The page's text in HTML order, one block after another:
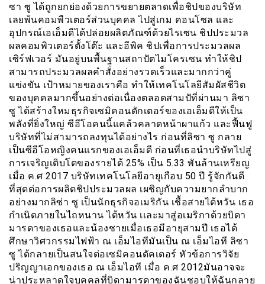
ซา ซู ได้ถูกยกย่องด้วยการขยายตลาดเพื่อชิปของบริษัท
เลยพ้นคอมพืวเตอร์ส่วนบุคคล ไปสู่เกม คอนโซล และ
อุปกรณ์เอเอ็มดีได้ปล่อยผลิตภัณฑ์ด้วยไรเซน ชิปประมวล
ผลคอมพิวเตอร์ตั้งโต๊ะ และอีพิค ชิปเพื่อการประมวลผล
เซิร์ฟเวอร์ มันอยู่บนพื้นฐานสถาปัตไมโครเซน ทำให้ชิป
สามารถประมวลผลคำสั่งอย่างรวดเร็วและมากกว่าคู่
แข่งขัน เป้าหมายของเราคือ ทำให้เทคโนโลยีสัมผัสชีวิต
ของบุคคลมากขึ้นอย่างต่อเนื่องตลอดสามปัที่ผ่านมา ลิซา
ซู ได้สร้างใหมธุรกิจเซมิคอนดักเตอร์ของเอเอ็มดีให้เป็น
พลังที่ยิ่งใหญ่ ซีอีโอคนนี้แคล้วคลาดหน้าผาแก้ว และฟื้นฟู
บริษัทที่ไม่สามารถลงทุนได้อย่างไร ก่อนที่ลิซา ซู กลาย
เป็นซีอีโอหญิงคนแรกของเอเอ็มดี ก่อนที่เธอนำบริษัทไปสู่
การเจริญเติบโตของรายได้ 25% เป็น 5.33 พันล้านเหรียญ
เมื่อ ค.ศ 2017 บริษัทเทคโนโลยีอายุเกือบ 50 ปี รู้จักกันดี
ที่สุดต่อการผลิตชิปประมวลผล เผชิญกับความยากลำบาก
อย่างมากลิซ่า ซู เป็นนักธุรกิจอเมริกัน เชื้อสายไต้หวัน เธอ
กำเนิดภายในไถหนาน ไต้หวัน เเละมาสู่อเมริกาด้วยบิดา
มารดาของเธอและน้องชายเมื่อเธอมีอายุสามปี เธอได้
ศึกษาวิศวกรรมไฟฟ้า ณ เอ็มไอทีมันเป็น ณ เอ็มไอที ลิซา
ซู ได้กลายเป็นสนใจต่อเซมิคอนดัคเตอร์ หัวข้อการวิจัย
ปริญญาเอกของเธอ ณ เอ็มไอที เมื่อ ค.ศ 2012มันอาจจะ
น่าประหลาดใจบุคคลที่บิดามารดาของฉันชอบให้ฉันกลาย